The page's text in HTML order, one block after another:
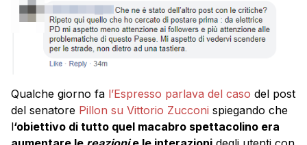
Qualche giorno fa l’Espresso parlava del caso del post
del senatore Pillon su Vittorio Zucconi spiegando che
l‘obiettivo di tutto quel macabro spettacolino era